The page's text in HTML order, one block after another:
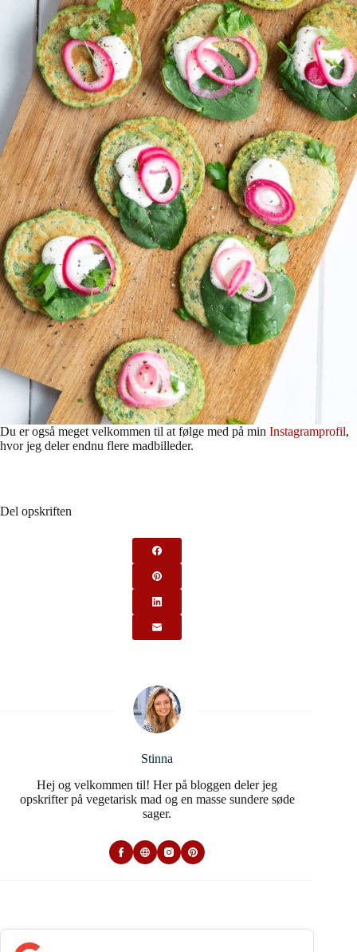
Du er også meget velkommen til at følge med på min Instagramprofil,
hvor jeg deler endnu flere madbilleder.
Del opskriften
Stinna
Hej og velkommen til! Her på bloggen deler jeg
opskrifter på vegetarisk mad og en masse sundere søde
sager.